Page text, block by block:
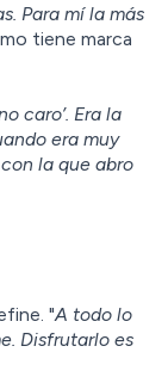
Para mí la más
tiene marca
caro’. Era la
era muy
la que abro
"A todo lo
Disfrutarlo es